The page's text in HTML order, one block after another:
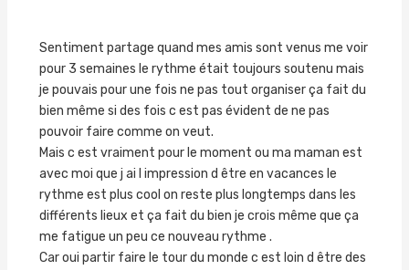
Sentiment partage quand mes amis sont venus me voir
pour 3 semaines le rythme était toujours soutenu mais
je pouvais pour une fois ne pas tout organiser ça fait du
bien même si des fois c est pas évident de ne pas
pouvoir faire comme on veut.
Mais c est vraiment pour le moment ou ma maman est
avec moi que j ai l impression d être en vacances le
rythme est plus cool on reste plus longtemps dans les
différents lieux et ça fait du bien je crois même que ça
me fatigue un peu ce nouveau rythme .
Car oui partir faire le tour du monde c est loin d être des